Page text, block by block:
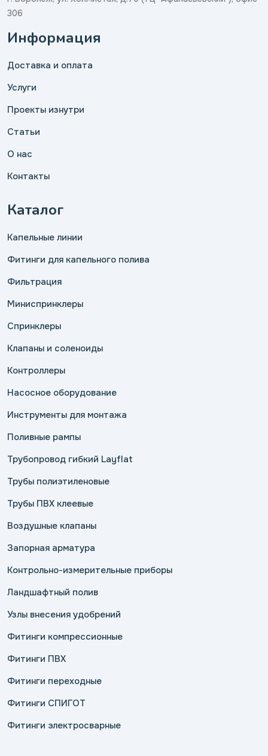
306
Информация
Доставка и оплата
Услуги
Проекты изнутри
Статьи
О нас
Контакты
Каталог
Капельные линии
Фитинги для капельного полива
Фильтрация
Миниспринклеры
Спринклеры
Клапаны и соленоиды
Контроллеры
Насосное оборудование
Инструменты для монтажа
Поливные рампы
Трубопровод гибкий Layflat
Трубы полиэтиленовые
Трубы ПВХ клеевые
Воздушные клапаны
Запорная арматура
Контрольно-измерительные приборы
Ландшафтный полив
Узлы внесения удобрений
Фитинги компрессионные
Фитинги ПВХ
Фитинги переходные
Фитинги СПИГОТ
Фитинги электросварные